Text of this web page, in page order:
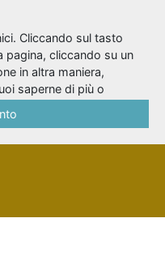
Cliccando sul tasto
pagina, cliccando su un
in altra maniera,
saperne di più o